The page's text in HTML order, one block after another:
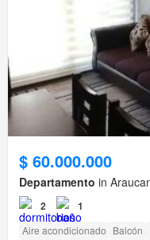
$ 60.000.000
Departamento in
2 1
Aire acondicionado Balcón